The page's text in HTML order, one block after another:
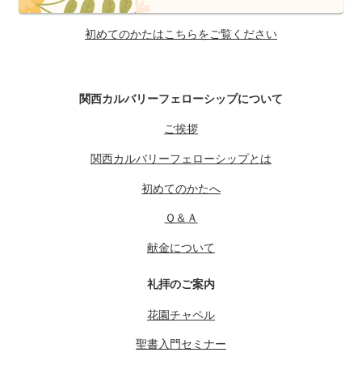
初めてのかたはこちらをご覧ください
関西カルバリーフェローシップについて
ご挨拶
関西カルバリーフェローシップとは
初めてのかたへ
Ｑ＆Ａ
献金について
礼拝のご案内
花園チャペル
聖書入門セミナー